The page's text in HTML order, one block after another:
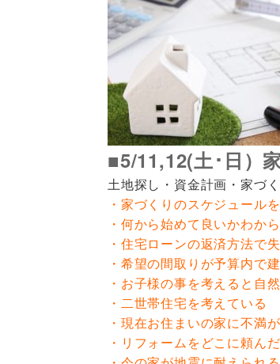
■5/11,12(土･日）
土地探し・資金計画・家づ
・家づくりのスケジュール
・何から始めて良いかわか
・住宅ローンの返済方法で
・希望の間取りが予算内で
・お子様の事を考えると自
・二世帯住宅を考えている
・現在お住まいの家に不満
・リフォームをどこに頼ん